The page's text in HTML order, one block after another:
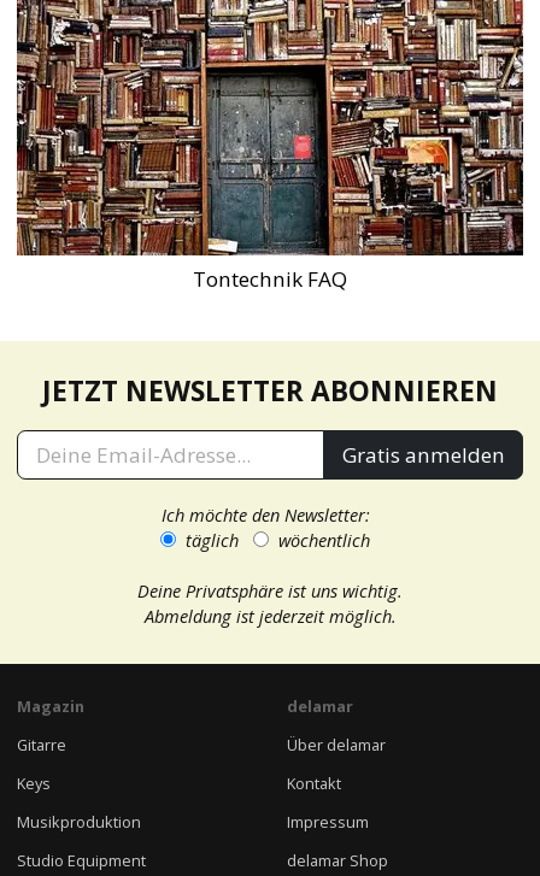
Tontechnik FAQ
JETZT NEWSLETTER ABONNIEREN
Gratis anmelden
Ich möchte den Newsletter:
täglich
wöchentlich
Deine Privatsphäre ist uns wichtig.
Abmeldung ist jederzeit möglich.
Magazin
Gitarre
Keys
Musikproduktion
Studio Equipment
delamar
Über delamar
Kontakt
Impressum
delamar Shop